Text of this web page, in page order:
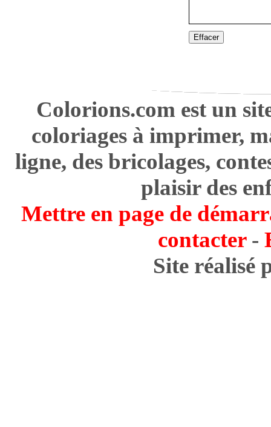
Effacer
Colorions.com est un
coloriages à imprimer,
ligne, des bricolages,
plaisir des
Mettre en page de
contacter-
Site réalisé